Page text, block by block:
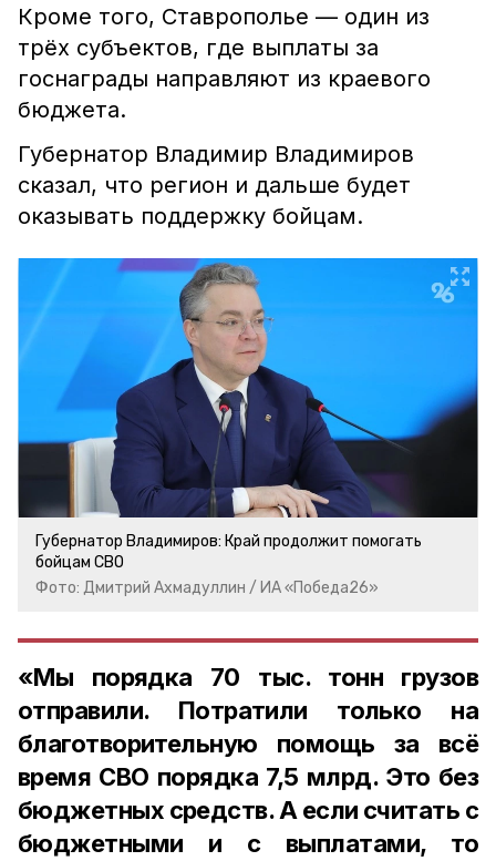
Кроме того, Ставрополье — один из
трёх субъектов, где выплаты за
госнаграды направляют из краевого
бюджета.
Губернатор Владимир Владимиров
сказал, что регион и дальше будет
оказывать поддержку бойцам.
Губернатор Владимиров: Край продолжит помогать
бойцам СВО
Фото: Дмитрий Ахмадуллин / ИА «Победа26»
«Мы порядка 70 тыс. тонн грузов
отправили. Потратили только на
благотворительную помощь за всё
время СВО порядка 7,5 млрд. Это без
бюджетных средств. А если считать с
бюджетными и с выплатами, то